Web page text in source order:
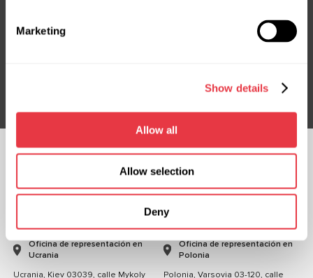
Marketing
Show details
Allow all
Allow selection
Deny
Suscríbete a nuestro boletín
Suscribirse
NOSOTROS
Oficina de representación en
Ucrania
Ucrania, Kiev 03039, calle Mykoly
Oficina de representación en
Polonia
Polonia, Varsovia 03-120, calle